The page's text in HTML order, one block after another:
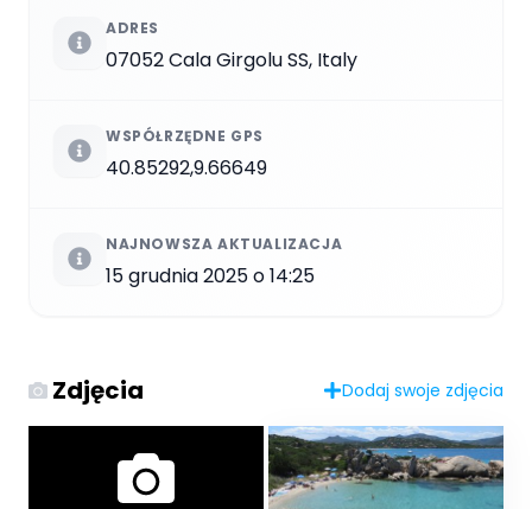
ADRES
07052 Cala Girgolu SS, Italy
WSPÓŁRZĘDNE GPS
40.85292,9.66649
NAJNOWSZA AKTUALIZACJA
15 grudnia 2025 o 14:25
Zdjęcia Dodaj swoje zdjęcia